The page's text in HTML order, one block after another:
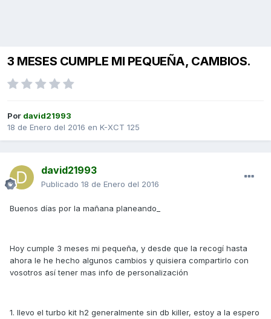
3 MESES CUMPLE MI PEQUEÑA, CAMBIOS.
Por david21993
18 de Enero del 2016 en K-XCT 125
david21993
Publicado 18 de Enero del 2016
Buenos días por la mañana planeando_
Hoy cumple 3 meses mi pequeña, y desde que la recogí hasta
ahora le he hecho algunos cambios y quisiera compartirlo con
vosotros así tener mas info de personalización
1. llevo el turbo kit h2 generalmente sin db killer, estoy a la espero